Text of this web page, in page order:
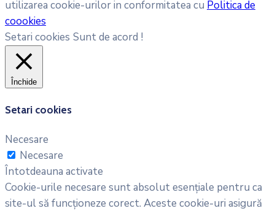
utilizarea cookie-urilor in conformitatea cu Politica de
coookies
Setari cookies Sunt de acord !
Închide
Setari cookies
Necesare
Necesare
Întotdeauna activate
Cookie-urile necesare sunt absolut esențiale pentru ca
site-ul să funcționeze corect. Aceste cookie-uri asigură